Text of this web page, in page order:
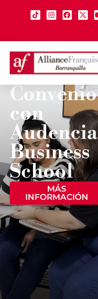
Convenio
con
Audencia
Business
School
MÁS
INFORMACIÓN